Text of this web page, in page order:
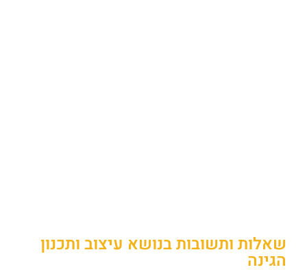
שאלות ותשובות בנושא עיצוב ותכנון
הגינה